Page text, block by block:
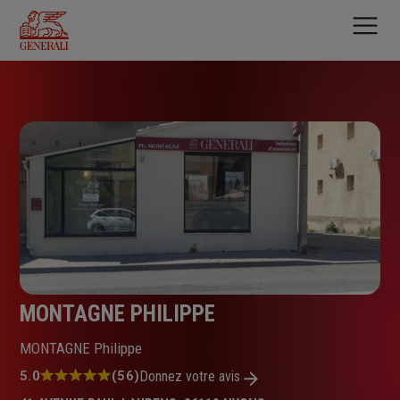
contenu
principal
MONTAGNE PHILIPPE
MONTAGNE Philippe
Note
5.0 (56)Donnez votre avis